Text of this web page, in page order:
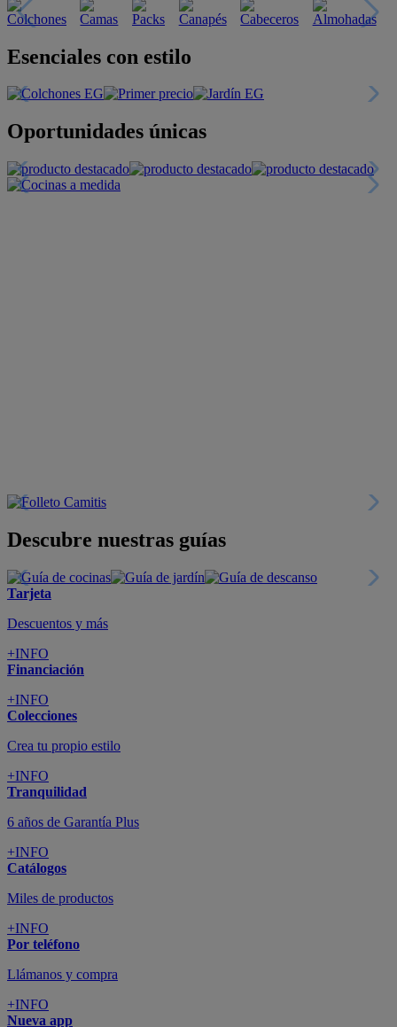
Esenciales con estilo
Oportunidades únicas
Descubre nuestras guías
Tarjeta
Descuentos y más
+INFO
Financiación
+INFO
Colecciones
Crea tu propio estilo
+INFO
Tranquilidad
6 años de Garantía Plus
+INFO
Catálogos
Miles de productos
+INFO
Por teléfono
Llámanos y compra
+INFO
Nueva app